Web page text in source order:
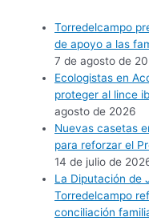
Torredelcampo
de apoyo a las
7 de agosto de
Ecologistas en
proteger al lince
agosto de 2026
Nuevas casetas
para reforzar el
14 de julio de
La Diputación de
Torredelcampo
conciliación